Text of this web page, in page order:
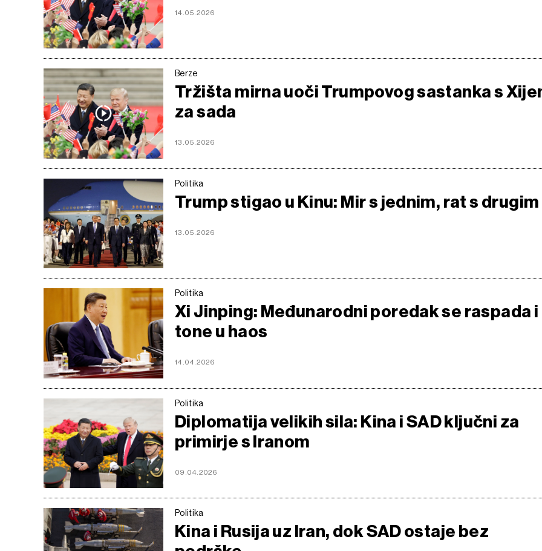
14.05.2026
Berze
Tržišta mirna uoči Trumpovog sastanka s
za sada
13.05.2026
Politika
Trump stigao u Kinu: Mir s jednim, rat s drugim
13.05.2026
Politika
Xi Jinping: Međunarodni poredak se raspada i
tone u haos
14.04.2026
Politika
Diplomatija velikih sila: Kina i SAD ključni za
primirje s Iranom
09.04.2026
Politika
Kina i Rusija uz Iran, dok SAD ostaje bez